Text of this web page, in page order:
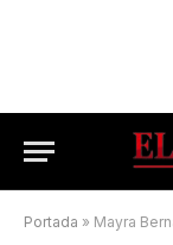
Portada » Mayra